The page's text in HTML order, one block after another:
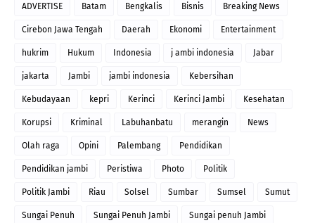
ADVERTISE Batam Bengkalis Bisnis Breaking News
Cirebon Jawa Tengah Daerah Ekonomi Entertainment
hukrim Hukum Indonesia j ambi indonesia Jabar
jakarta Jambi jambi indonesia Kebersihan
Kebudayaan kepri Kerinci Kerinci Jambi Kesehatan
Korupsi Kriminal Labuhanbatu merangin News
Olah raga Opini Palembang Pendidikan
Pendidikan jambi Peristiwa Photo Politik
Politik Jambi Riau Solsel Sumbar Sumsel Sumut
Sungai Penuh Sungai Penuh Jambi Sungai penuh Jambi